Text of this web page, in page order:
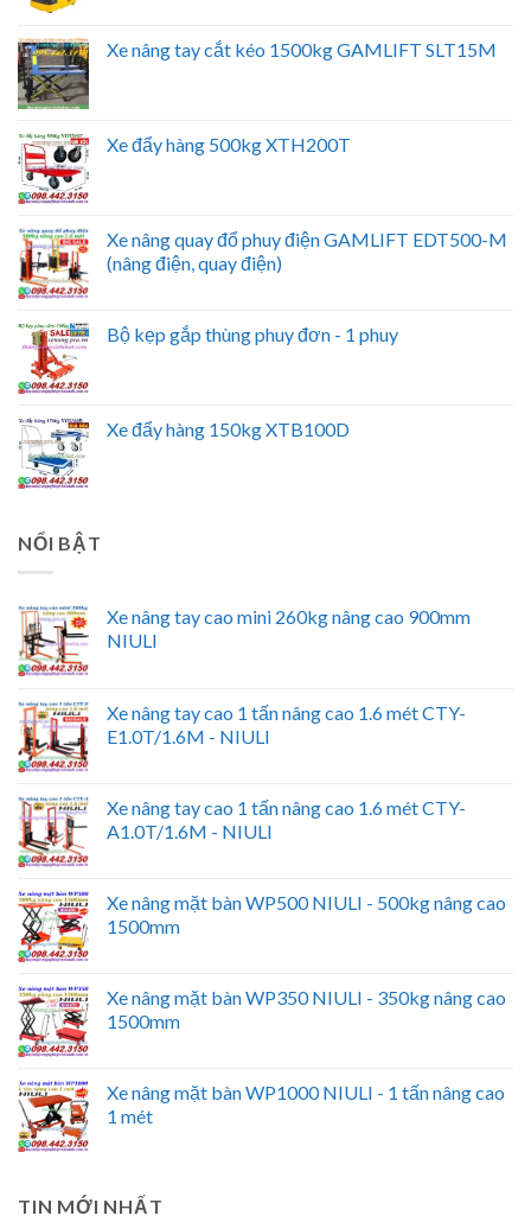
Xe nâng tay cắt kéo 1500kg GAMLIFT SLT15M
Xe đẩy hàng 500kg XTH200T
Xe nâng quay đổ phuy điện GAMLIFT EDT500-M
(nâng điện, quay điện)
Bộ kẹp gắp thùng phuy đơn - 1 phuy
Xe đẩy hàng 150kg XTB100D
NỔI BẬT
Xe nâng tay cao mini 260kg nâng cao 900mm
NIULI
Xe nâng tay cao 1 tấn nâng cao 1.6 mét CTY-
E1.0T/1.6M - NIULI
Xe nâng tay cao 1 tấn nâng cao 1.6 mét CTY-
A1.0T/1.6M - NIULI
Xe nâng mặt bàn WP500 NIULI - 500kg nâng cao
1500mm
Xe nâng mặt bàn WP350 NIULI - 350kg nâng cao
1500mm
Xe nâng mặt bàn WP1000 NIULI - 1 tấn nâng cao
1 mét
TIN MỚI NHẤT